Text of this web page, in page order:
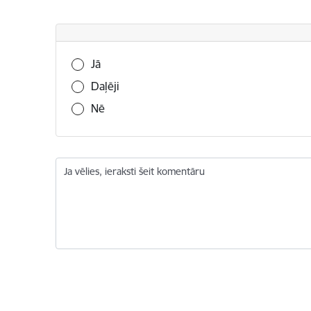
Vai šī informācija bija noderīga?
Jā
Daļēji
Nē
Ja vēlies, ieraksti šeit komentāru